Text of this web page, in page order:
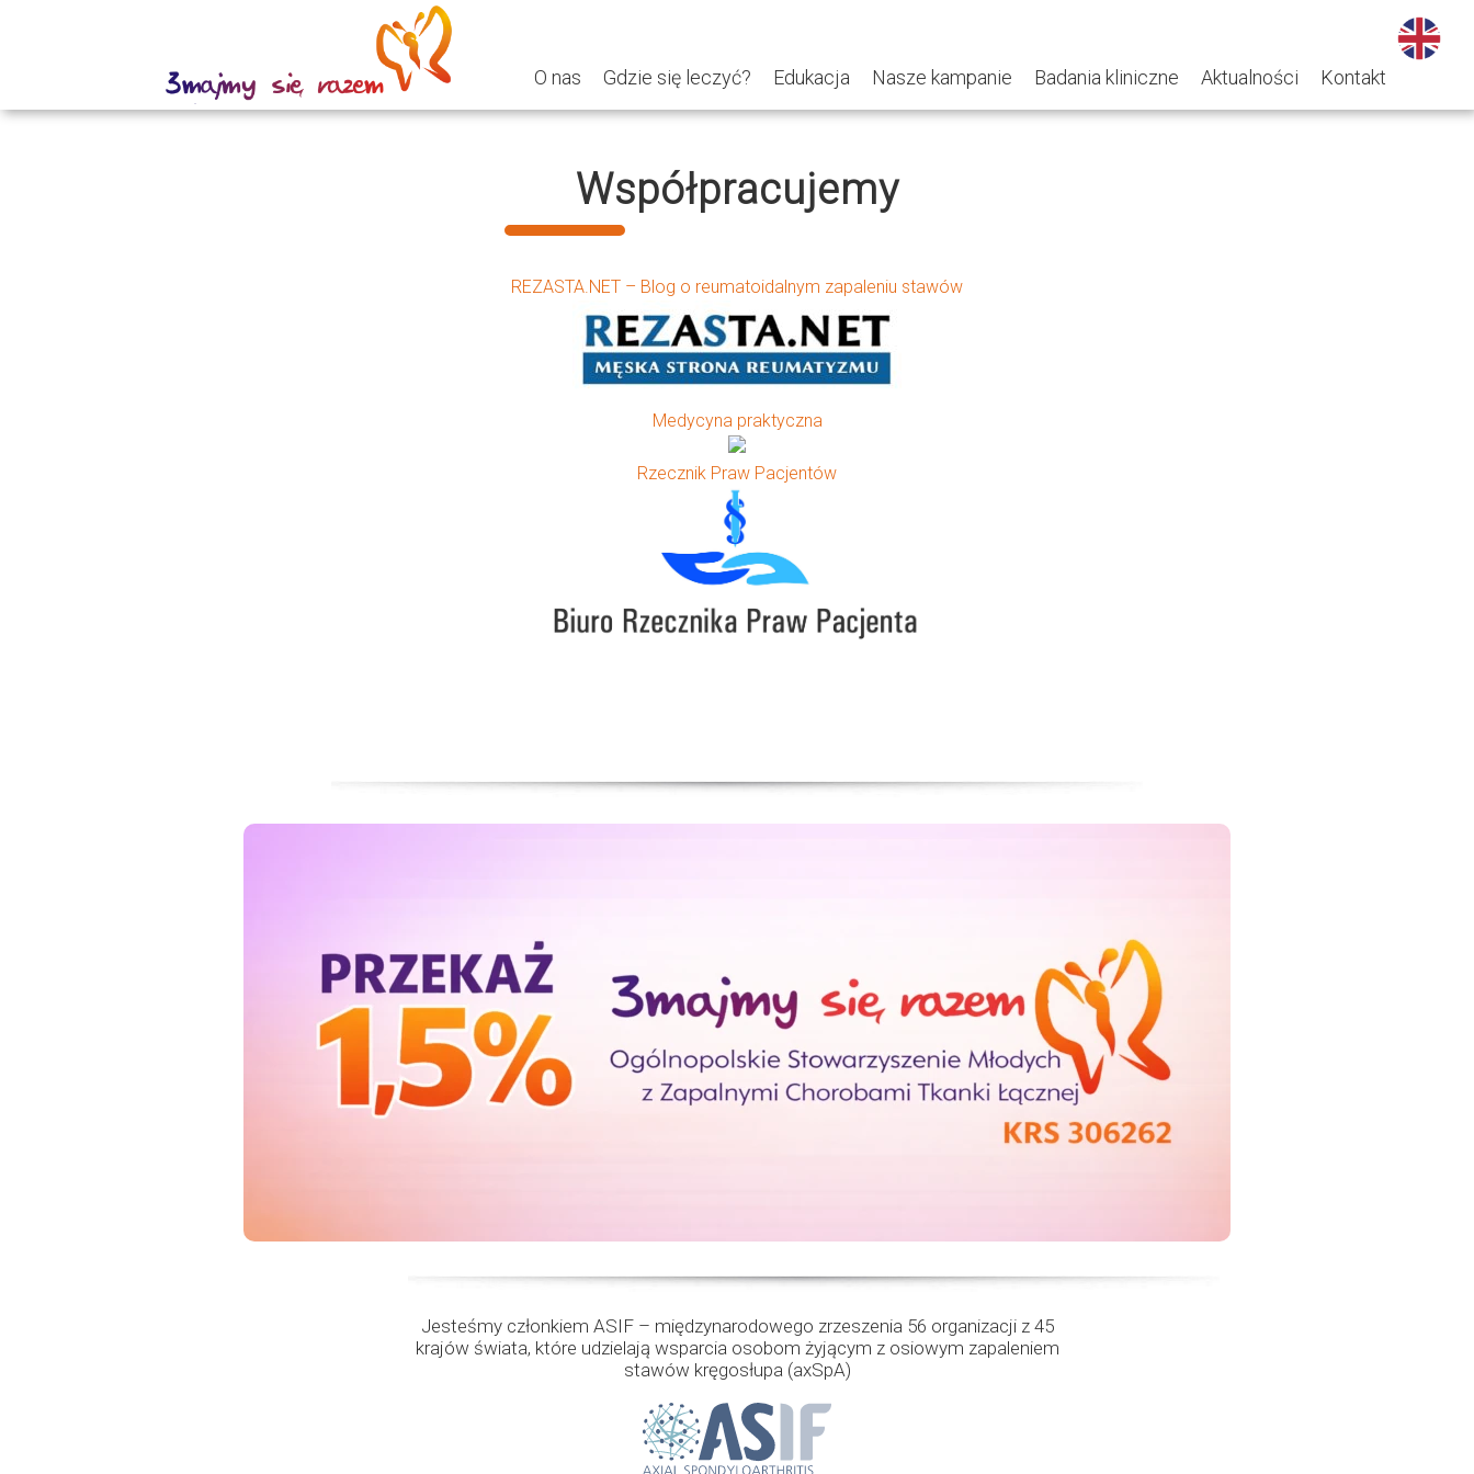
O nas Gdzie się leczyć? Edukacja Nasze kampanie Badania kliniczne Aktualności Kontakt
Współpracujemy
REZASTA.NET – Blog o reumatoidalnym zapaleniu stawów
Medycyna praktyczna
Rzecznik Praw Pacjentów
Jesteśmy członkiem ASIF – międzynarodowego zrzeszenia 56 organizacji z 45
krajów świata, które udzielają wsparcia osobom żyjącym z osiowym zapaleniem
stawów kręgosłupa (axSpA)